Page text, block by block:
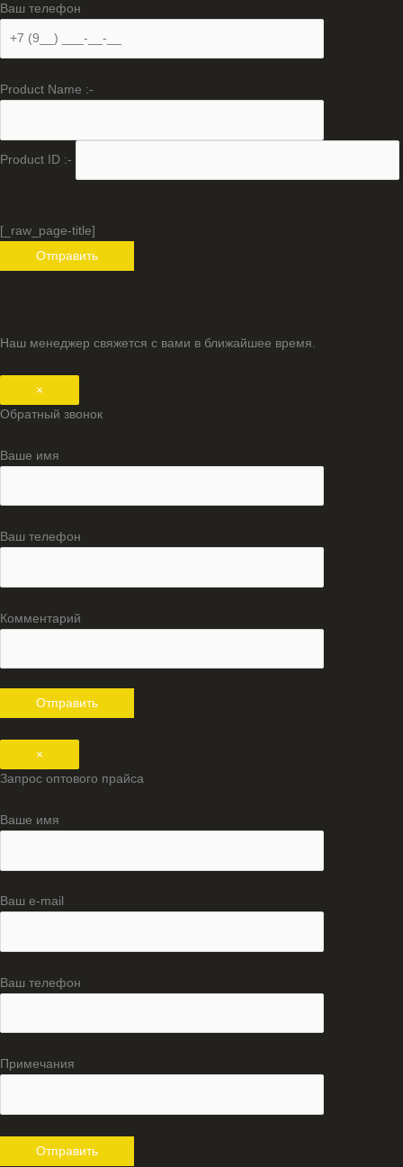
Ваш телефон
Product Name :-
Product ID :-
[_raw_page-title]
Наш менеджер свяжется с вами в ближайшее время.
×
Обратный звонок
Ваше имя
Ваш телефон
Комментарий
×
Запрос оптового прайса
Ваше имя
Ваш e-mail
Ваш телефон
Примечания